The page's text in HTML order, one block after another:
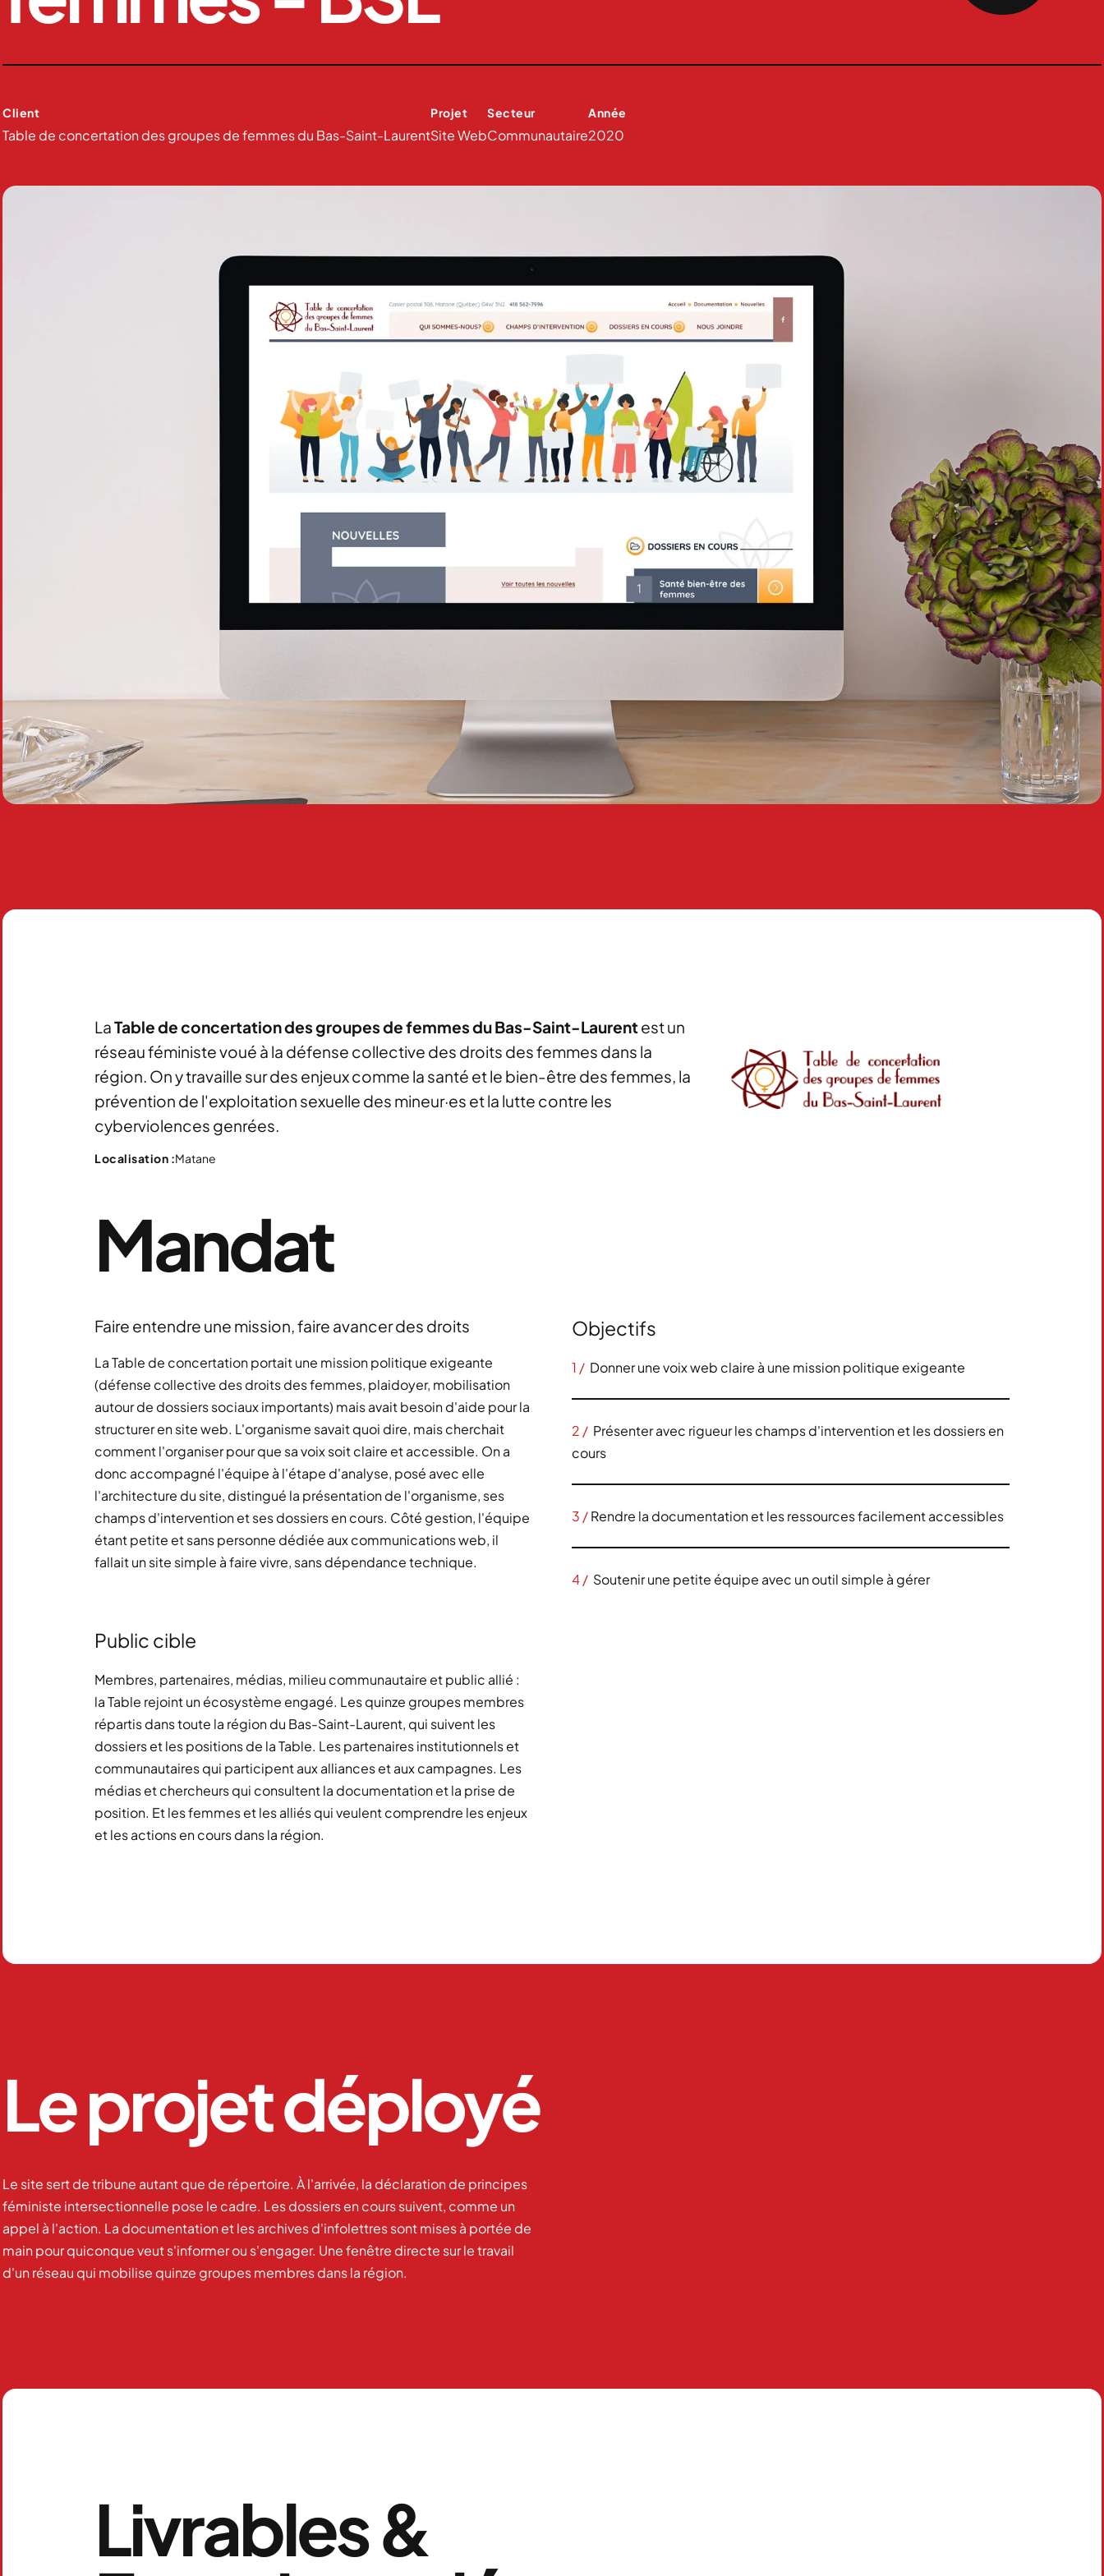
Client
Table de concertation des groupes de femmes du Bas-Saint-Laurent
Projet
Site Web
Secteur
Communautaire
Année
2020
LaTable de concertation des groupes de femmes du Bas-Saint-Laurentest un
réseau féministe voué à la défense collective des droits des femmes dans la
région. On y travaille sur des enjeux comme la santé et le bien-être des femmes, la
prévention de l'exploitation sexuelle des mineur·es et la lutte contre les
cyberviolences genrées.
Localisation :Matane
Mandat
Faire entendre une mission, faire avancer des droits
La Table de concertation portait une mission politique exigeante
(défense collective des droits des femmes, plaidoyer, mobilisation
autour de dossiers sociaux importants) mais avait besoin d'aide pour la
structurer en site web. L'organisme savait quoi dire, mais cherchait
comment l'organiser pour que sa voix soit claire et accessible. On a
donc accompagné l'équipe à l'étape d'analyse, posé avec elle
l'architecture du site, distingué la présentation de l'organisme, ses
champs d'intervention et ses dossiers en cours. Côté gestion, l'équipe
étant petite et sans personne dédiée aux communications web, il
fallait un site simple à faire vivre, sans dépendance technique.
Public cible
Membres, partenaires, médias, milieu communautaire et public allié :
la Table rejoint un écosystème engagé. Les quinze groupes membres
répartis dans toute la région du Bas-Saint-Laurent, qui suivent les
dossiers et les positions de la Table. Les partenaires institutionnels et
communautaires qui participent aux alliances et aux campagnes. Les
médias et chercheurs qui consultent la documentation et la prise de
position. Et les femmes et les alliés qui veulent comprendre les enjeux
et les actions en cours dans la région.
Objectifs
1 / Donner une voix web claire à une mission politique exigeante
2 / Présenter avec rigueur les champs d'intervention et les dossiers en
cours
3 /Rendre la documentation et les ressources facilement accessibles
4 / Soutenir une petite équipe avec un outil simple à gérer
Le projet déployé
Le site sert de tribune autant que de répertoire. À l'arrivée, la déclaration de principes
féministe intersectionnelle pose le cadre. Les dossiers en cours suivent, comme un
appel à l'action. La documentation et les archives d'infolettres sont mises à portée de
main pour quiconque veut s'informer ou s'engager. Une fenêtre directe sur le travail
d'un réseau qui mobilise quinze groupes membres dans la région.
Livrables &